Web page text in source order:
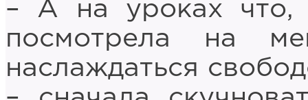
– А на уроках что,
посмотрела на
наслаждаться